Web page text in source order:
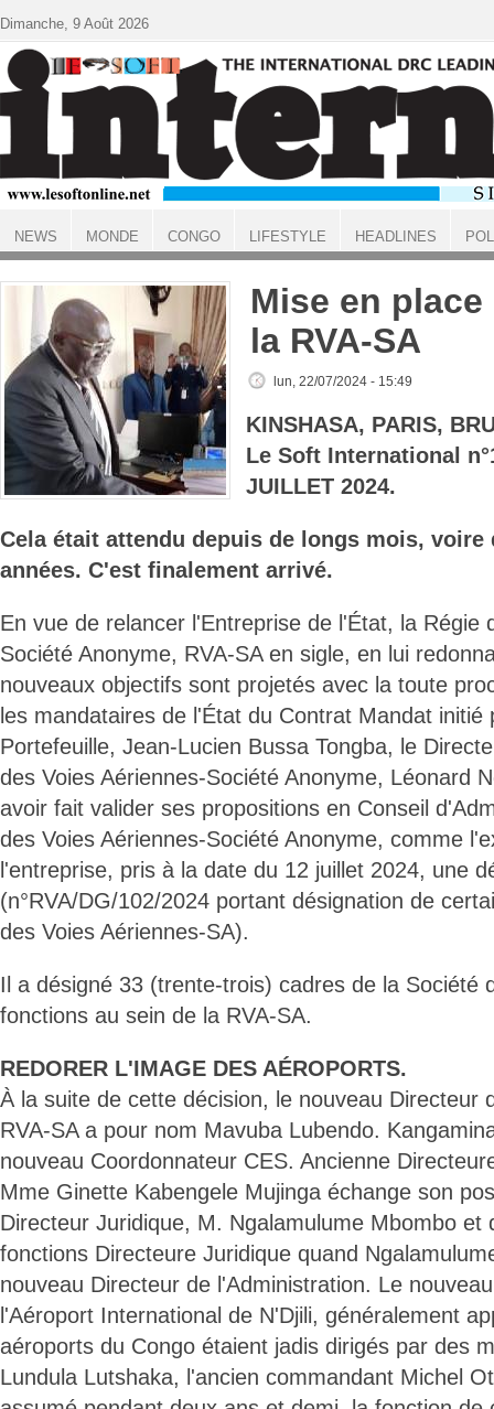
ACCUEIL
Mise en
la RVA-SA
lun, 22/07/2024 - 15:49
KINSHASA, PARIS,
Le Soft International
JUILLET 2024.
Cela était attendu depuis de longs mois, voire
années. C'est finalement arrivé.
En vue de relancer l'Entreprise de l'État, la Régie
Société Anonyme, RVA-SA en sigle, en lui
nouveaux objectifs sont projetés avec la toute
les mandataires de l'État du Contrat Mandat initié
Portefeuille, Jean-Lucien Bussa Tongba, le
des Voies Aériennes-Société Anonyme, Léonard
avoir fait valider ses propositions en Conseil
des Voies Aériennes-Société Anonyme, comme
l'entreprise, pris à la date du 12 juillet 2024, une
(n°RVA/DG/102/2024 portant désignation de
des Voies Aériennes-SA).
Il a désigné 33 (trente-trois) cadres de la Société
fonctions au sein de la RVA-SA.
REDORER L'IMAGE DES AÉROPORTS.
À la suite de cette décision, le nouveau Directeur
RVA-SA a pour nom Mavuba Lubendo.
nouveau Coordonnateur CES. Ancienne
Mme Ginette Kabengele Mujinga échange son
Directeur Juridique, M. Ngalamulume Mbombo et
fonctions Directeure Juridique quand
nouveau Directeur de l'Administration. Le
l'Aéroport International de N'Djili, généralement
aéroports du Congo étaient jadis dirigés par des
Lundula Lutshaka, l'ancien commandant Michel
Dimanche, 9 Août 2026
NEWS MONDE CONGO LIFESTYLE HEADLINES